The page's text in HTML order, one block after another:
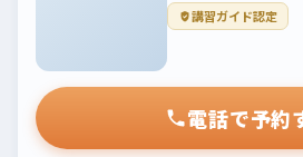
講習ガイド認定
電話で予約